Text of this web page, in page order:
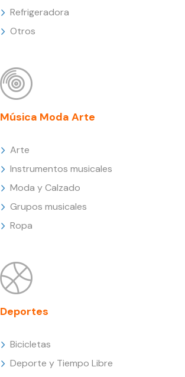
Refrigeradora
Otros
Música Moda Arte
Arte
Instrumentos musicales
Moda y Calzado
Grupos musicales
Ropa
Deportes
Bicicletas
Deporte y Tiempo Libre